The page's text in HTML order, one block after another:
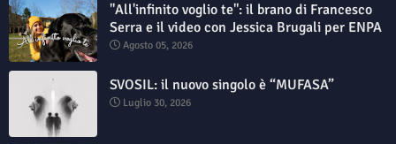
"All'infinito voglio te": il brano di Francesco
Serra e il video con Jessica Brugali per ENPA
Agosto 05, 2026
SVOSIL: il nuovo singolo è “MUFASA”
Luglio 30, 2026